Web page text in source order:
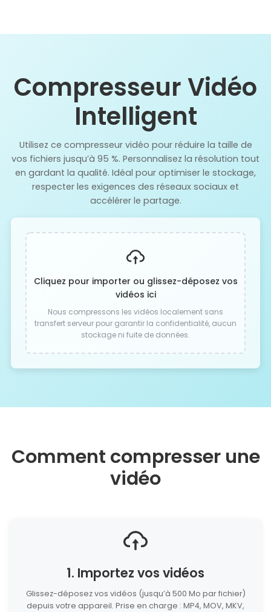
Compresseur Vidéo
Intelligent
Utilisez ce compresseur vidéo pour réduire la taille de
vos fichiers jusqu’à 95 %. Personnalisez la résolution tout
en gardant la qualité. Idéal pour optimiser le stockage,
respecter les exigences des réseaux sociaux et
accélérer le partage.
Cliquez pour importer ou glissez-déposez vos
vidéos ici
Nous compressons les vidéos localement sans
transfert serveur pour garantir la confidentialité, aucun
stockage ni fuite de données.
Comment compresser une
vidéo
1. Importez vos vidéos
Glissez-déposez vos vidéos (jusqu’à 500 Mo par fichier)
depuis votre appareil. Prise en charge : MP4, MOV, MKV,